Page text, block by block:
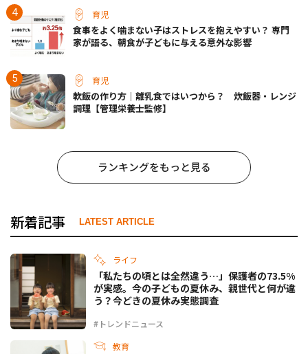
育児
食事をよく噛まない子はストレスを抱えやすい？ 専門
家が語る、朝食が子どもに与える意外な影響
育児
軟飯の作り方｜離乳食ではいつから？ 炊飯器・レンジ
調理【管理栄養士監修】
ランキングをもっと見る
新着記事 LATEST ARTICLE
ライフ
#トレンドニュース
「私たちの頃とは全然違う…」保護者の73.5%
が実感。今の子どもの夏休み、親世代と何が違
う？今どきの夏休み実態調査
教育